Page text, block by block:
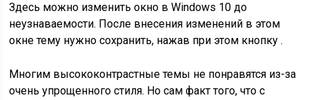
Здесь можно изменить окно в Windows 10 до
неузнаваемости. После внесения изменений в этом
окне тему нужно сохранить, нажав при этом кнопку .
Многим высококонтрастные темы не понравятся из-за
очень упрощенного стиля. Но сам факт того, что с